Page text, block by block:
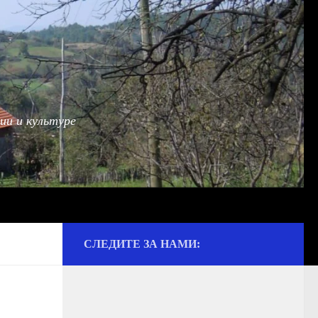
и культуре
СЛЕДИТЕ ЗА НАМИ: